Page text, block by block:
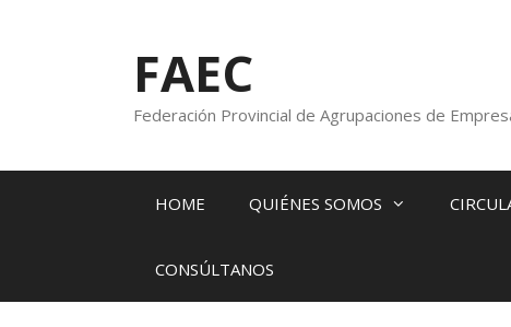
FAEC
Federación Provincial de Agrupaciones de
HOME QUIÉNES SOMOS
CONSÚLTANOS